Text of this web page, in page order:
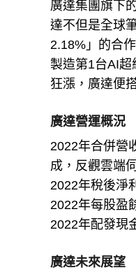
廣達集團旗下
達不但是全球
2.18%」的合
製造第1台AI
狂漲，廣達便
廣達營運概況
2022年合併營
成，反觀雲端
2022年稅後淨
2022年每股盈
2022年配發現
廣達未來展望